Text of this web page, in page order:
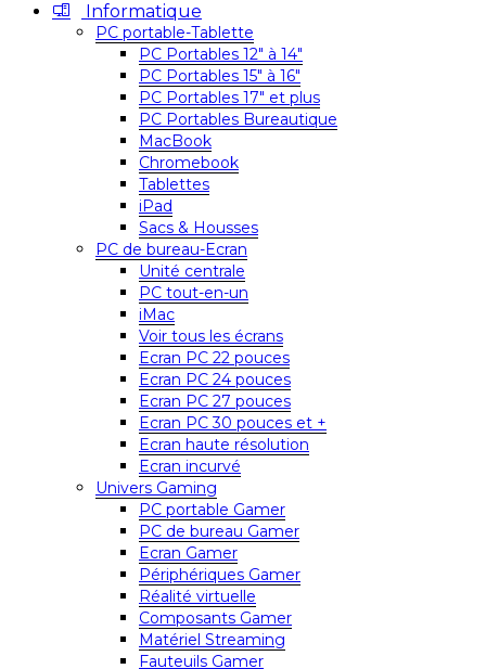
Informatique
PC portable-Tablette
PC Portables 12″ à 14″
PC Portables 15″ à 16″
PC Portables 17″ et plus
PC Portables Bureautique
MacBook
Chromebook
Tablettes
iPad
Sacs & Housses
PC de bureau-Ecran
Unité centrale
PC tout-en-un
iMac
Voir tous les écrans
Ecran PC 22 pouces
Ecran PC 24 pouces
Ecran PC 27 pouces
Ecran PC 30 pouces et +
Ecran haute résolution
Ecran incurvé
Univers Gaming
PC portable Gamer
PC de bureau Gamer
Ecran Gamer
Périphériques Gamer
Réalité virtuelle
Composants Gamer
Matériel Streaming
Fauteuils Gamer